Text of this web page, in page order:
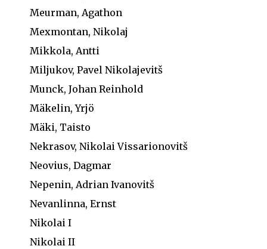
Meurman, Agathon
Mexmontan, Nikolaj
Mikkola, Antti
Miljukov, Pavel Nikolajevitš
Munck, Johan Reinhold
Mäkelin, Yrjö
Mäki, Taisto
Nekrasov, Nikolai Vissarionovitš
Neovius, Dagmar
Nepenin, Adrian Ivanovitš
Nevanlinna, Ernst
Nikolai I
Nikolai II